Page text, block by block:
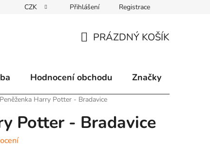
Způsoby doručení Kontakty
CZK Přihlášení Registrace
KOŠÍK
PRÁZDNÝ KOŠÍK
Hodnocení obchodu Značky
Peněženka Harry Potter - Bradavice
Potter - Bradavice